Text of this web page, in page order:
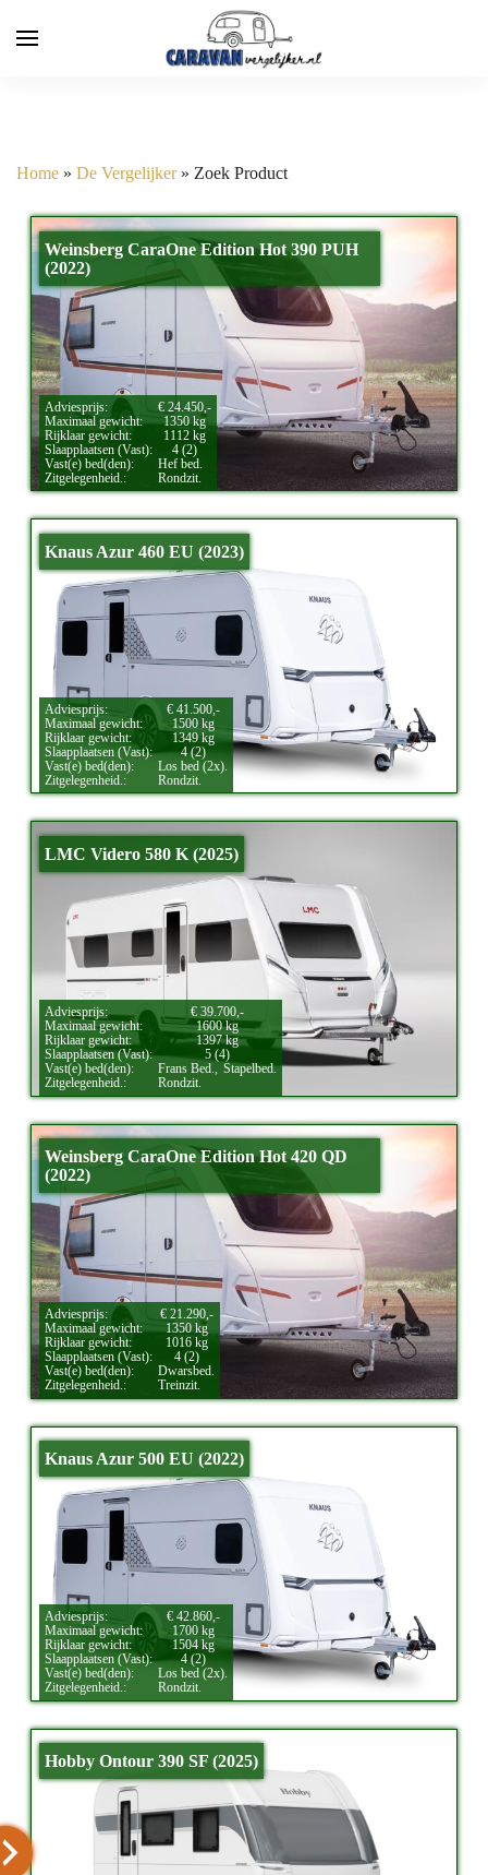
Home » De Vergelijker» Zoek Product
Weinsberg CaraOne Edition Hot 390 PUH
(2022)
Adviesprijs:
€ 24.450,-
Maximaal gewicht:
1350 kg
Rijklaar gewicht:
1112 kg
Slaapplaatsen (Vast):
4 (2)
Vast(e) bed(den):
Hef bed.
Zitgelegenheid.:
Rondzit.
Knaus Azur 460 EU (2023)
Adviesprijs:
€ 41.500,-
Maximaal gewicht:
1500 kg
Rijklaar gewicht:
1349 kg
Slaapplaatsen (Vast):
4 (2)
Vast(e) bed(den):
Los bed (2x).
Zitgelegenheid.:
Rondzit.
LMC Videro 580 K (2025)
Adviesprijs:
€ 39.700,-
Maximaal gewicht:
1600 kg
Rijklaar gewicht:
1397 kg
Slaapplaatsen (Vast):
5 (4)
Vast(e) bed(den):
Frans Bed., Stapelbed.
Zitgelegenheid.:
Rondzit.
Weinsberg CaraOne Edition Hot 420 QD
(2022)
Adviesprijs:
€ 21.290,-
Maximaal gewicht:
1350 kg
Rijklaar gewicht:
1016 kg
Slaapplaatsen (Vast):
4 (2)
Vast(e) bed(den):
Dwarsbed.
Zitgelegenheid.:
Treinzit.
Knaus Azur 500 EU (2022)
Adviesprijs:
€ 42.860,-
Maximaal gewicht:
1700 kg
Rijklaar gewicht:
1504 kg
Slaapplaatsen (Vast):
4 (2)
Vast(e) bed(den):
Los bed (2x).
Zitgelegenheid.:
Rondzit.
Hobby Ontour 390 SF (2025)